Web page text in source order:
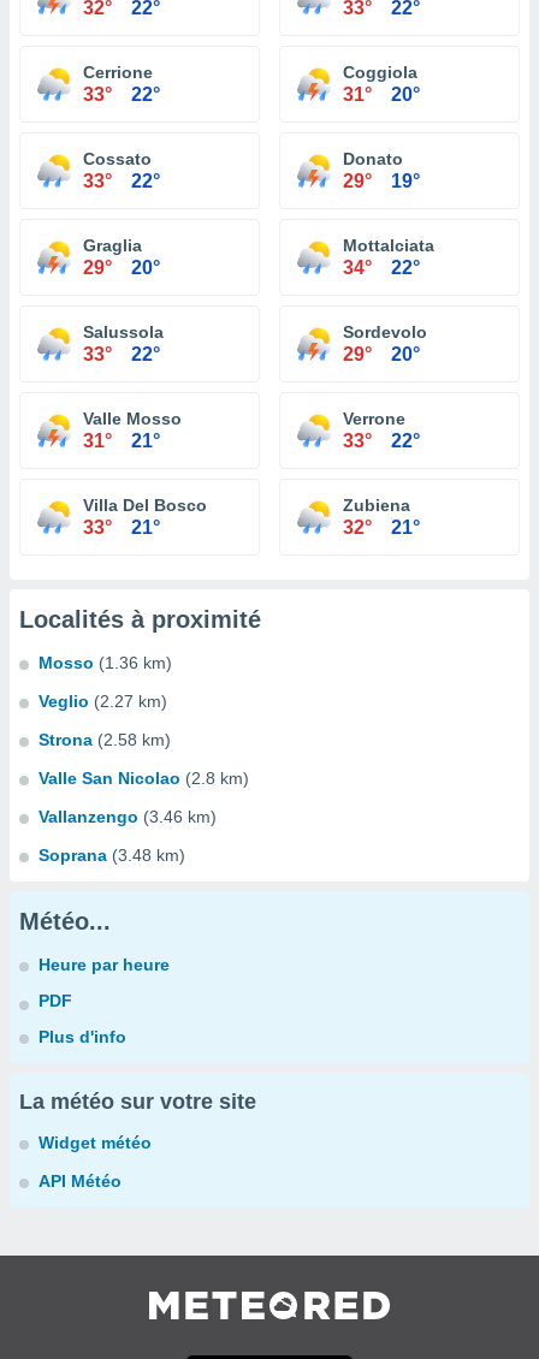
32° 22° 33° 22°
Cerrione
33° 22°
Coggiola
31° 20°
Cossato
33° 22°
Donato
29° 19°
Graglia
29° 20°
Mottalciata
34° 22°
Salussola
33° 22°
Sordevolo
29° 20°
Valle Mosso
31° 21°
Verrone
33° 22°
Villa Del Bosco
33° 21°
Zubiena
32° 21°
Localités à proximité
Mosso (1.36 km)
Veglio (2.27 km)
Strona (2.58 km)
Valle San Nicolao (2.8 km)
Vallanzengo (3.46 km)
Soprana (3.48 km)
Météo...
Heure par heure
PDF
Plus d'info
La météo sur votre site
Widget météo
API Météo